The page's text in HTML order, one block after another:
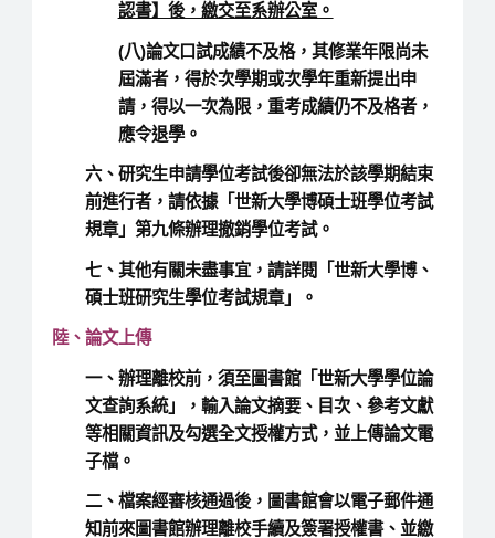
認書】後，繳交至系辦公室。
(八)論文口試成績不及格，其修業年限尚未
屆滿者，得於次學期或次學年重新提出申
請，得以一次為限，重考成績仍不及格者，
應令退學。
六、研究生申請學位考試後卻無法於該學期結束
前進行者，請依據「世新大學博碩士班學位考試
規章」第九條辦理撤銷學位考試。
七、其他有關未盡事宜，請詳閱「世新大學博、
碩士班研究生學位考試規章」。
陸、論文上傳
一、辦理離校前，須至圖書館「世新大學學位論
文查詢系統」，輸入論文摘要、目次、參考文獻
等相關資訊及勾選全文授權方式，並上傳論文電
子檔。
二、檔案經審核通過後，圖書館會以電子郵件通
知前來圖書館辦理離校手續及簽署授權書、並繳